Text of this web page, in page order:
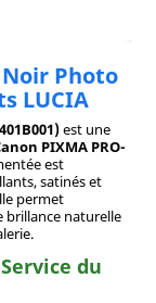
Noir Photo
LUCIA
est une
PIXMA PRO-
est
satinés et
permet
naturelle
du